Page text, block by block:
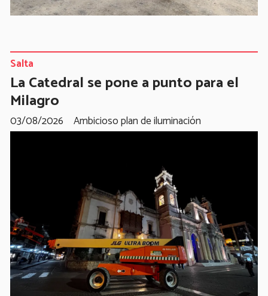
La Catedral se pone a punto para el
Milagro
Ambicioso plan de iluminación
Salta
03/08/2026